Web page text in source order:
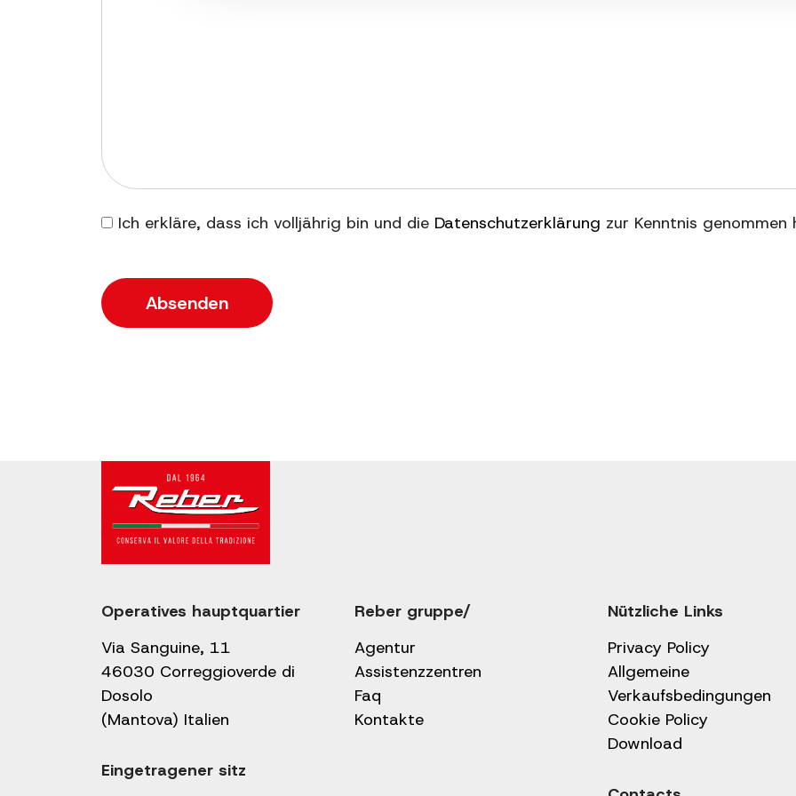
Ich erkläre, dass ich volljährig bin und die Datenschutzerklärung zur Kenntnis genommen
Operatives hauptquartier
Via Sanguine, 11
46030 Correggioverde di
Dosolo
(Mantova) Italien
Eingetragener sitz
Reber gruppe/
Agentur
Assistenzzentren
Faq
Kontakte
Nützliche Links
Privacy Policy
Allgemeine
Verkaufsbedingungen
Cookie Policy
Download